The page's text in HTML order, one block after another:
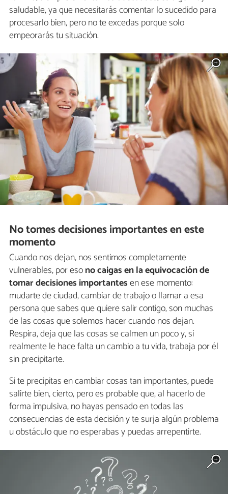
saludable, ya que necesitarás comentar lo sucedido para
procesarlo bien, pero no te excedas porque solo
empeorarás tu situación.
No tomes decisiones importantes en este
momento
Cuando nos dejan, nos sentimos completamente
vulnerables, por esono caigas en la equivocación de
tomar decisiones importantesen ese momento:
mudarte de ciudad, cambiar de trabajo o llamar a esa
persona que sabes que quiere salir contigo, son muchas
de las cosas que solemos hacer cuando nos dejan.
Respira, deja que las cosas se calmen un poco y, si
realmente le hace falta un cambio a tu vida, trabaja por él
sin precipitarte.
Si te precipitas en cambiar cosas tan importantes, puede
salirte bien, cierto, pero es probable que, al hacerlo de
forma impulsiva, no hayas pensado en todas las
consecuencias de esta decisión y te surja algún problema
u obstáculo que no esperabas y puedas arrepentirte.